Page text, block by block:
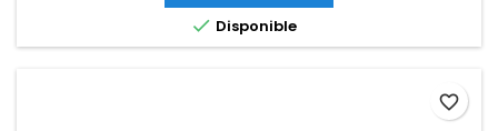
 Disponible
favorite_border